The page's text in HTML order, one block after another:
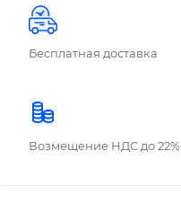
Бесплатная доставка
Возмещение НДС до 22%